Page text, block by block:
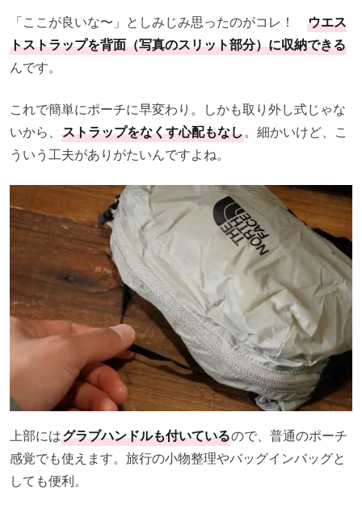
「ここが良いな〜」としみじみ思ったのがコレ！ ウエス
トストラップを背面（写真のスリット部分）に収納できる
んです。
これで簡単にポーチに早変わり。しかも取り外し式じゃな
いから、 ストラップをなくす心配もなし。細かいけど、こ
ういう工夫がありがたいんですよね。
上部にはグラブハンドルも付いているので、普通のポーチ
感覚でも使えます。旅行の小物整理やバッグインバッグと
しても便利。